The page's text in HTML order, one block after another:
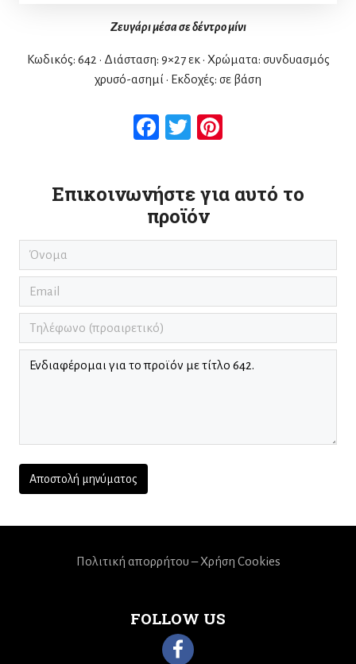
Ζευγάρι μέσα σε δέντρο μίνι
Κωδικός: 642 • Διάσταση: 9×27 εκ • Χρώματα: συνδυασμός
χρυσό-ασημί • Εκδοχές: σε βάση
Facebook
Twitter
Επικοινωνήστε για αυτό το
προϊόν
FOLLOW US
Πολιτική απορρήτου – Χρήση Cookies